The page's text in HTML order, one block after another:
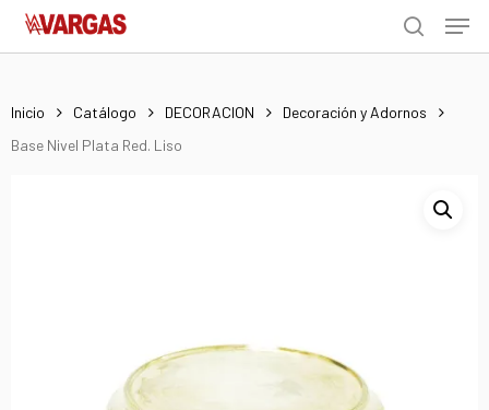
Skip
search
Menu
Inicio Catálogo DECORACION
Decoración y Adornos
Base Nivel Plata Red. Liso